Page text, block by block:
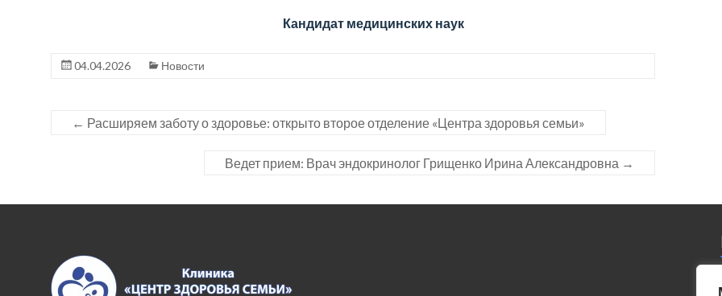
о
каждого
Здоровья
Семьи»
Кандидат медицинских наук
04.04.2026 Новости
← Расширяем заботу о здоровье: открыто второе отделение «Центра здоровья семьи»
Ведет прием: Врач эндокринолог Грищенко Ирина Александровна →